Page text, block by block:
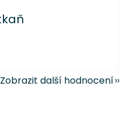
je 5 z 5 hvězdiček.
Zobrazit další hodnocení